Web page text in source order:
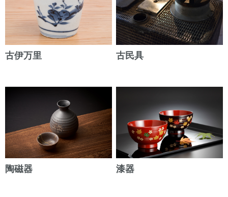
古伊万里 古民具
陶磁器 漆器